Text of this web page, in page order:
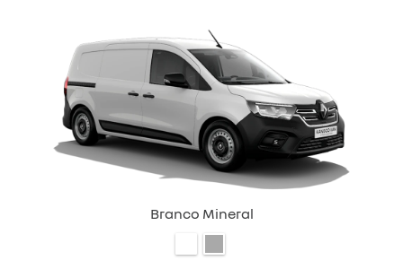
Branco Mineral